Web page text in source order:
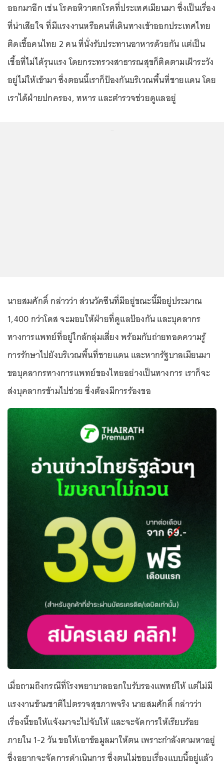
ออกมาอีก เช่น โรคอหิวาตกโรคที่ประเทศเมียนมา ซึ่งเป็นเรื่อง
ที่น่าเสียใจ ที่มีแรงงานหรือคนที่เดินทางเข้าออกประเทศไทย
ติดเชื้อคนไทย 2 คน ที่นั่งรับประทานอาหารด้วยกัน แต่เป็น
เชื้อที่ไม่ได้รุนแรง โดยกระทรวงสาธารณสุขก็ติดตามเฝ้าระวัง
อยู่ไม่ให้เข้ามา ซึ่งตอนนี้เราก็ป้องกันบริเวณพื้นที่ชายแดน โดย
เราได้ฝ่ายปกครอง, ทหาร และตำรวจช่วยดูแลอยู่
นายสมศักดิ์ กล่าวว่า ส่วนวัคซีนที่มีอยู่ขณะนี้มีอยู่ประมาณ
1,400 กว่าโดส จะมอบให้ฝ่ายที่ดูแลป้องกัน และบุคลากร
ทางการแพทย์ที่อยู่ใกล้กลุ่มเสี่ยง พร้อมกับถ่ายทอดความรู้
การรักษาไปยังบริเวณพื้นที่ชายแดน และหากรัฐบาลเมียนมา
ขอบุคลากรทางการแพทย์ของไทยอย่างเป็นทางการ เราก็จะ
ส่งบุคลากรข้ามไปช่วย ซึ่งต้องมีการร้องขอ
เมื่อถามถึงกรณีที่โรงพยาบาลออกใบรับรองแพทย์ให้ แต่ไม่มี
แรงงานข้ามชาติไปตรวจสุขภาพจริง นายสมศักดิ์ กล่าวว่า
เรื่องนี้ขอให้แจ้งมาจะไปจับให้ และจะจัดการให้เรียบร้อย
ภายใน 1-2 วัน ขอให้เอาข้อมูลมาให้ตน เพราะกำลังตามหาอยู่
ซึ่งอยากจะจัดการดำเนินการ ซึ่งตนไม่ชอบเรื่องแบบนี้อยู่แล้ว